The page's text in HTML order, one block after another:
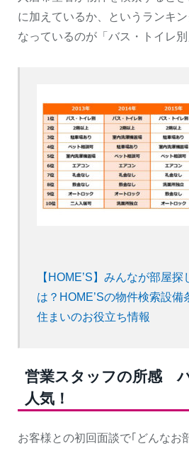
に加えているか、というランキ
なっているのが「バス・トイレ別
【HOME’S】みんなが部屋
は？HOME’Sの物件検索設備
住まいのお役立ち情報
営業スタッフの所感
人気！
お客様との初回面談で｢どんなお